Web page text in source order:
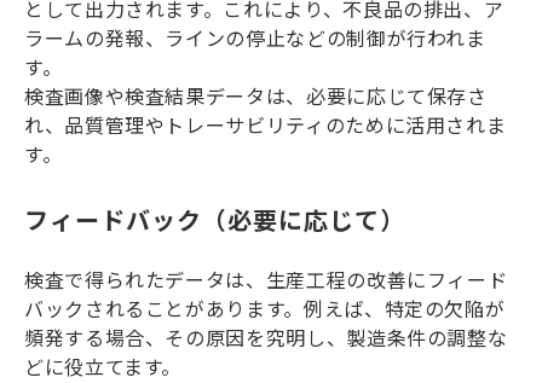
として出力されます。これにより、不良品の排出、ア
ラームの発報、ラインの停止などの制御が行われま
す。
検査画像や検査結果データは、必要に応じて保存さ
れ、品質管理やトレーサビリティのために活用されま
す。
フィードバック（必要に応じて）
検査で得られたデータは、生産工程の改善にフィード
バックされることがあります。例えば、特定の欠陥が
頻発する場合、その原因を究明し、製造条件の調整な
どに役立てます。